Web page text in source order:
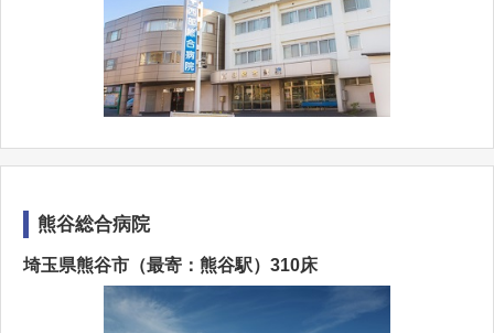
熊谷総合病院
埼玉県熊谷市（最寄：熊谷駅）310床